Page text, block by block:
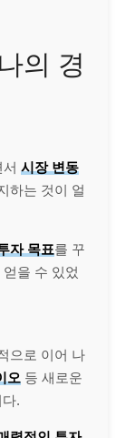
의 경
시장 변동
하는 것이 얼
자 목표를 꾸
을 수 있었
으로 이어 나
오 등 새로운
.